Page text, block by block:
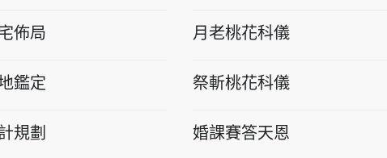
佈局
鑑定
規劃
月老桃花科儀
祭斬桃花科儀
婚課賽答天恩